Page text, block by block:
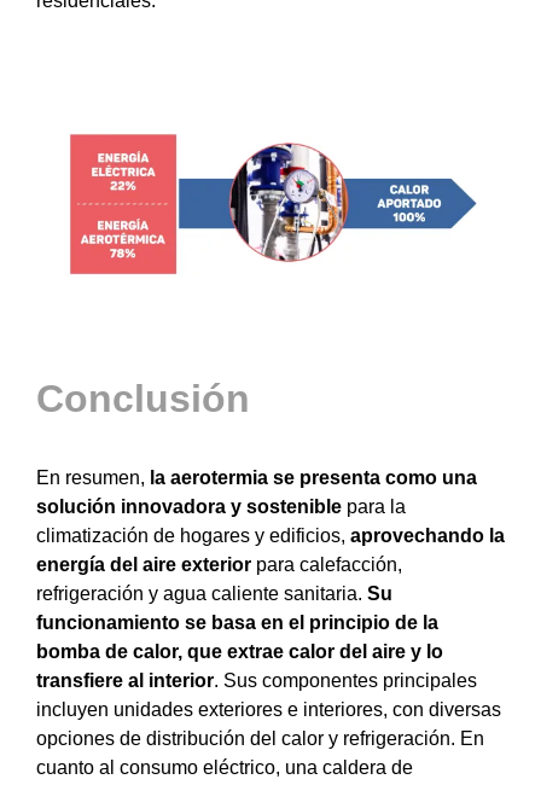
Conclusión
En resumen, la aerotermia se presenta como una
solución innovadora y sostenible para la
climatización de hogares y edificios, aprovechando la
energía del aire exterior para calefacción,
refrigeración y agua caliente sanitaria. Su
funcionamiento se basa en el principio de la
bomba de calor, que extrae calor del aire y lo
transfiere al interior. Sus componentes principales
incluyen unidades exteriores e interiores, con diversas
opciones de distribución del calor y refrigeración. En
cuanto al consumo eléctrico, una caldera de